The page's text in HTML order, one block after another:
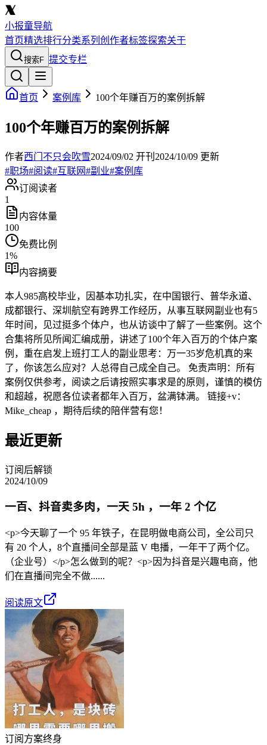
小报童导航
首页精选排行分类系列 创作者标签探索关于
搜索F 提交专栏
首页 案例库 100个年赚百万的案例拆解
100个年赚百万的案例拆解
作者西门不只会吹雪2024/09/02 开刊 2024/10/09 更新
#职场#阅读#互联网#副业#案例库
订阅读者
1
内容体量
100
免费比例
1%
内容摘要
本人985高校毕业，因基本功扎实，在中国银行、普华永道、
成都银行、深圳航空有跨界工作经历，从事互联网副业也有5
年时间，见过挺多个体户，也从访谈中了解了一些案例。这个
合集将所见所闻汇编成册，讲述了100个年入百万的个体户案
例，重在启发上班打工人的副业思考：万一35岁危机真的来
了，你该怎么应对？人总得自己成全自己。 免责声明：所有
案例仅供参考，阅读之后请按照实事求是的原则，谨慎的模仿
和超越，祝愿各位读者都年入百万，盆满钵满。 链接+v：
Mike_cheap ，期待后续的陪伴营有您！
最近更新
订阅后解锁
2024/10/09
一百、抖音卖多肉，一天 5h ，一年 2 个亿
<p>今天聊了一个 95 年铁子，在昆明做电商公司，全公司只
有 20 个人，8个直播间全部是蓝 V 电播，一年干了两个亿。
（企业号）</p>怎么做到的呢？<p>因为抖音是兴趣电商，他
们在直播间完全不做......
阅读原文
订阅方案终身